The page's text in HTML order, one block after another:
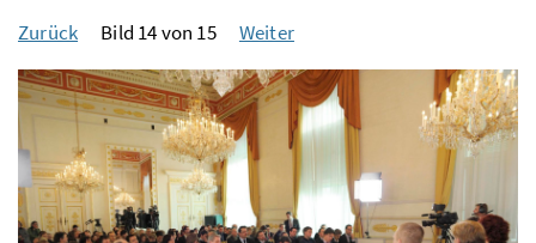
Zurück Bild 14 von 15 Weiter